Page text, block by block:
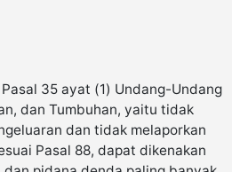
35 ayat (1) Undang-Undang
dan Tumbuhan, yaitu tidak
dan tidak melaporkan
Pasal 88, dapat dikenakan